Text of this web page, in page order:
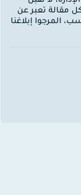
تعبر عن
إبلاغنا